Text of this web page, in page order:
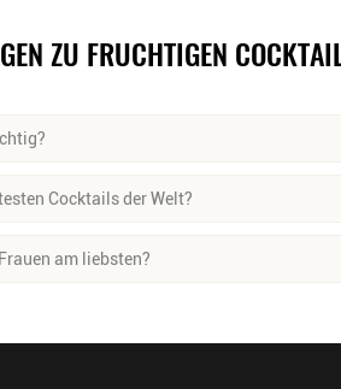
ZU FRUCHTIGEN
oft verschiedene Säfte, zum Beispiel
Cocktails der Welt?
am liebsten?